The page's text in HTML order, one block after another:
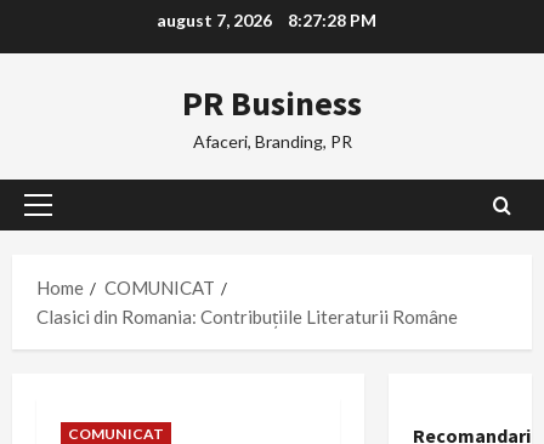
august 7, 2026 8:27:29 PM
PR Business
Afaceri, Branding, PR
Primary
Home
COMUNICAT
Clasici din Romania: Contribuțiile Literaturii Române
COMUNICAT Recomandari